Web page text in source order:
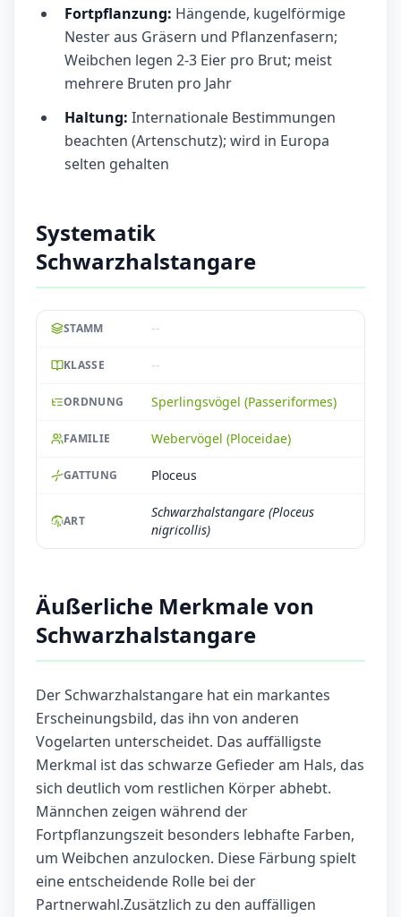
Fortpflanzung: Hängende, kugelförmige
Nester aus Gräsern und Pflanzenfasern;
Weibchen legen 2-3 Eier pro Brut; meist
mehrere Bruten pro Jahr
Haltung: Internationale Bestimmungen
beachten (Artenschutz); wird in Europa
selten gehalten
Systematik
Schwarzhalstangare
STAMM --
KLASSE --
ORDNUNG Sperlingsvögel (Passeriformes)
FAMILIE Webervögel (Ploceidae)
GATTUNG Ploceus
ART
Schwarzhalstangare (Ploceus
nigricollis)
Äußerliche Merkmale von
Schwarzhalstangare
Der Schwarzhalstangare hat ein markantes
Erscheinungsbild, das ihn von anderen
Vogelarten unterscheidet. Das auffälligste
Merkmal ist das schwarze Gefieder am Hals, das
sich deutlich vom restlichen Körper abhebt.
Männchen zeigen während der
Fortpflanzungszeit besonders lebhafte Farben,
um Weibchen anzulocken. Diese Färbung spielt
eine entscheidende Rolle bei der
Partnerwahl.Zusätzlich zu den auffälligen